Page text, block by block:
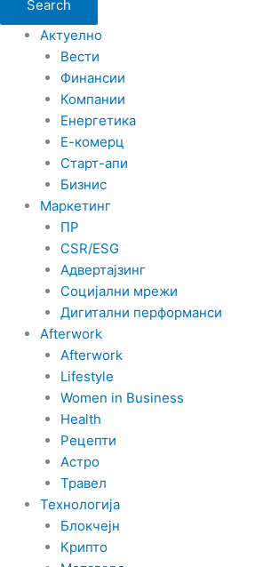
Search
Актуелно
Вести
Финансии
Компании
Енергетика
Е-комерц
Старт-апи
Бизнис
Маркетинг
ПР
CSR/ESG
Адвертајзинг
Социјални мрежи
Дигитални перформанси
Afterwork
Afterwork
Lifestyle
Women in Business
Health
Рецепти
Астро
Травел
Технологија
Блокчејн
Крипто